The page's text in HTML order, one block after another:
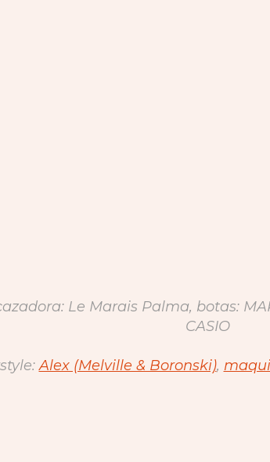
Le Marais Palma, botas:
CASIO
Alex (Melville & Boronski),